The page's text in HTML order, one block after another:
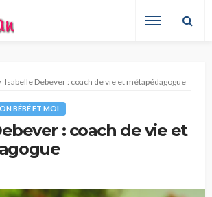
Isabelle Debever : coach de vie et métapédagogue
BÉBÉ ET MOI
: coach de vie et